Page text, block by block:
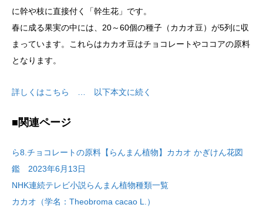
に幹や枝に直接付く「幹生花」です。
春に成る果実の中には、20～60個の種子（カカオ豆）が5列に収
まっています。これらはカカオ豆はチョコレートやココアの原料
となります。
詳しくはこちら … 以下本文に続く
■関連ページ
ら8.チョコレートの原料【らんまん植物】カカオ かぎけん花図
鑑 2023年6月13日
NHK連続テレビ小説らんまん植物種類一覧
カカオ（学名：Theobroma cacao L.）